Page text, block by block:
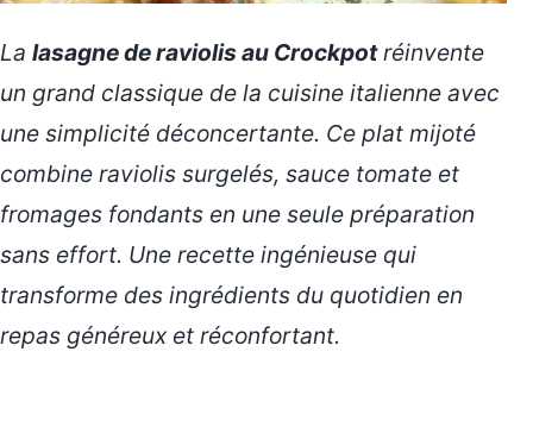
La lasagne de raviolis au Crockpotréinvente
un grand classique de la cuisine italienne avec
une simplicité déconcertante. Ce plat mijoté
combine raviolis surgelés, sauce tomate et
fromages fondants en une seule préparation
sans effort. Une recette ingénieuse qui
transforme des ingrédients du quotidien en
repas généreux et réconfortant.